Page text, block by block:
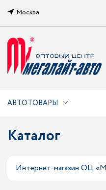
Москва
АВТОТОВАРЫ
Каталог
Интернет-магазин ОЦ